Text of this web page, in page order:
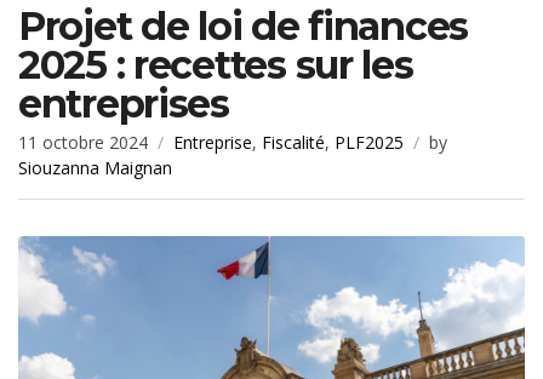
Projet de loi de finances
2025 : recettes sur les
entreprises
11 octobre 2024 Entreprise, Fiscalité, PLF2025
by
Siouzanna Maignan